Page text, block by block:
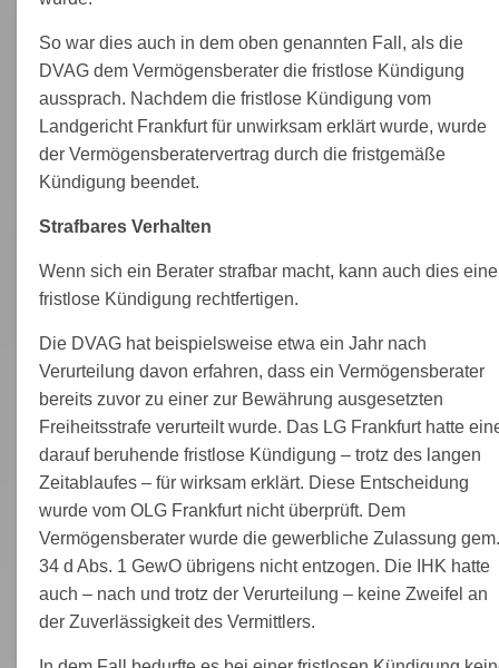
So war dies auch in dem oben genannten Fall, als die
DVAG dem Vermögensberater die fristlose Kündigung
aussprach. Nachdem die fristlose Kündigung vom
Landgericht Frankfurt für unwirksam erklärt wurde, wurde
der Vermögensberatervertrag durch die fristgemäße
Kündigung beendet.
Strafbares Verhalten
Wenn sich ein Berater strafbar macht, kann auch dies eine
fristlose Kündigung rechtfertigen.
Die DVAG hat beispielsweise etwa ein Jahr nach
Verurteilung davon erfahren, dass ein Vermögensberater
bereits zuvor zu einer zur Bewährung ausgesetzten
Freiheitsstrafe verurteilt wurde. Das LG Frankfurt hatte
darauf beruhende fristlose Kündigung – trotz des langen
Zeitablaufes – für wirksam erklärt. Diese Entscheidung
wurde vom OLG Frankfurt nicht überprüft. Dem
Vermögensberater wurde die gewerbliche Zulassung
34 d Abs. 1 GewO übrigens nicht entzogen. Die IHK hatte
auch – nach und trotz der Verurteilung – keine Zweifel an
der Zuverlässigkeit des Vermittlers.